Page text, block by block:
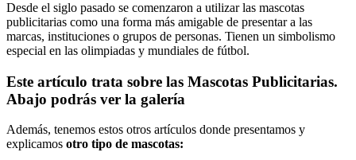
Desde el siglo pasado se comenzaron a utilizar las mascotas
publicitarias como una forma más amigable de presentar a las
marcas, instituciones o grupos de personas. Tienen un simbolismo
especial en las olimpiadas y mundiales de fútbol.
Este artículo trata sobre las Mascotas Publicitarias.
Abajo podrás ver la galería
Además, tenemos estos otros artículos donde presentamos y
explicamos otro tipo de mascotas: